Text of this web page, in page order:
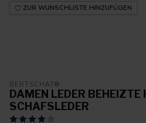
ZUR WUNSCHLISTE HINZUFÜGEN
BERTSCHAT®
DAMEN LEDER BEHEIZTE
SCHAFSLEDER